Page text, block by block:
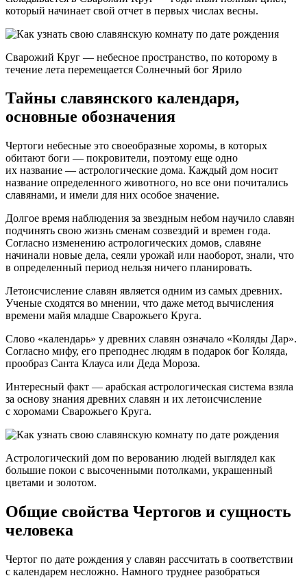
который начинает свой отчет в первых числах весны.
Сварожий Круг — небесное пространство, по которому в
течение лета перемещается Солнечный бог Ярило
Тайны славянского календаря,
основные обозначения
Чертоги небесные это своеобразные хоромы, в которых
обитают боги — покровители, поэтому еще одно
их название — астрологические дома. Каждый дом носит
название определенного животного, но все они почитались
славянами, и имели для них особое значение.
Долгое время наблюдения за звездным небом научило славян
подчинять свою жизнь сменам созвездий и времен года.
Согласно изменению астрологических домов, славяне
начинали новые дела, сеяли урожай или наоборот, знали, что
в определенный период нельзя ничего планировать.
Летоисчисление славян является одним из самых древних.
Ученые сходятся во мнении, что даже метод вычисления
времени майя младше Сварожьего Круга.
Слово «календарь» у древних славян означало «Коляды Дар».
Согласно мифу, его преподнес людям в подарок бог Коляда,
прообраз Санта Клауса или Деда Мороза.
Интересный факт — арабская астрологическая система взяла
за основу знания древних славян и их летоисчисление
с хоромами Сварожьего Круга.
Астрологический дом по верованию людей выглядел как
большие покои с высоченными потолками, украшенный
цветами и золотом.
Общие свойства Чертогов и сущность
человека
Чертог по дате рождения у славян рассчитать в соответствии
с календарем несложно. Намного труднее разобраться